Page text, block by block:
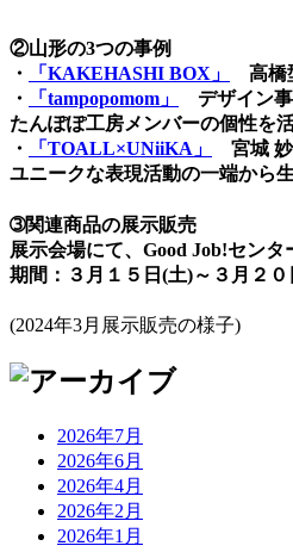
②山形の3つの事例
・
「KAKEHASHI BOX」
高橋
・
「tampopomom」
デザイン事
たんぽぽ工房メンバーの個性を
・
「TOALL×UNiiKA」
宮城 妙
ユニークな表現活動の一端から
➂関連商品の展示販売
展示会場にて、Good Job!セン
期間：３月１５日(土)～３月２
(2024年3月展示販売の様子)
2026年7月
2026年6月
2026年4月
2026年2月
2026年1月